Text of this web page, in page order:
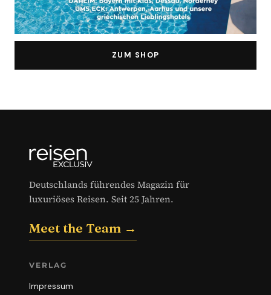
ZUM SHOP
Deutschlands führendes Magazin für
luxuriöses Reisen. Seit 25 Jahren.
Meet the Team →
VERLAG
Impressum